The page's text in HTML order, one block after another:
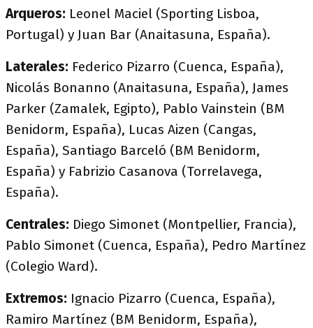
Arqueros: Leonel Maciel (Sporting Lisboa,
Portugal) y Juan Bar (Anaitasuna, España).
Laterales: Federico Pizarro (Cuenca, España),
Nicolás Bonanno (Anaitasuna, España), James
Parker (Zamalek, Egipto), Pablo Vainstein (BM
Benidorm, España), Lucas Aizen (Cangas,
España), Santiago Barceló (BM Benidorm,
España) y Fabrizio Casanova (Torrelavega,
España).
Centrales: Diego Simonet (Montpellier, Francia),
Pablo Simonet (Cuenca, España), Pedro Martínez
(Colegio Ward).
Extremos: Ignacio Pizarro (Cuenca, España),
Ramiro Martínez (BM Benidorm, España),